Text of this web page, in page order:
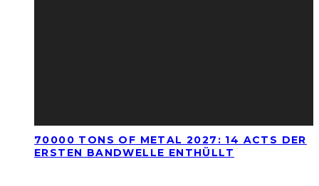
70000 TONS OF METAL 2027: 14 ACTS DER
ERSTEN BANDWELLE ENTHÜLLT